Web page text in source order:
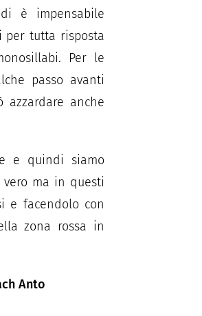
è impensabile
per tutta risposta
Per le
passo avanti
anche
e quindi siamo
ma in questi
e facendolo con
zona rossa in